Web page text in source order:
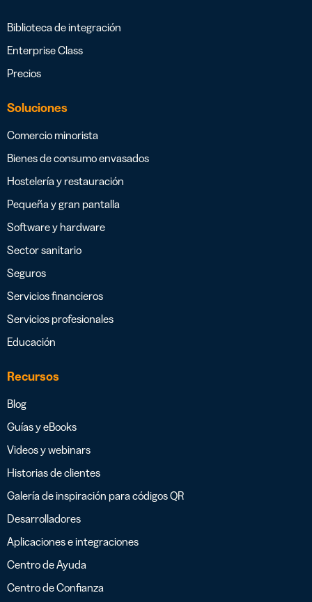
Biblioteca de integración
Enterprise Class
Precios
Soluciones
Comercio minorista
Bienes de consumo envasados
Hostelería y restauración
Pequeña y gran pantalla
Software y hardware
Sector sanitario
Seguros
Servicios financieros
Servicios profesionales
Educación
Recursos
Blog
Guías y eBooks
Videos y webinars
Historias de clientes
Galería de inspiración para códigos QR
Desarrolladores
Aplicaciones e integraciones
Centro de Ayuda
Centro de Confianza